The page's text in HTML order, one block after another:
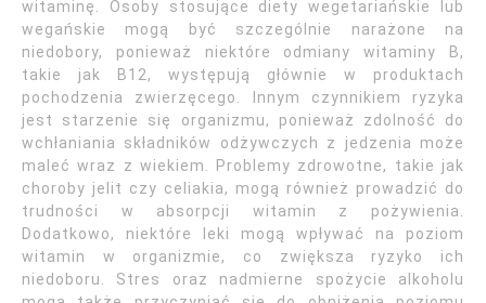
witaminę. Osoby stosujące diety wegetariańskie lub
wegańskie mogą być szczególnie narażone na
niedobory, ponieważ niektóre odmiany witaminy B,
takie jak B12, występują głównie w produktach
pochodzenia zwierzęcego. Innym czynnikiem ryzyka
jest starzenie się organizmu, ponieważ zdolność do
wchłaniania składników odżywczych z jedzenia może
maleć wraz z wiekiem. Problemy zdrowotne, takie jak
choroby jelit czy celiakia, mogą również prowadzić do
trudności w absorpcji witamin z pożywienia.
Dodatkowo, niektóre leki mogą wpływać na poziom
witamin w organizmie, co zwiększa ryzyko ich
niedoboru. Stres oraz nadmierne spożycie alkoholu